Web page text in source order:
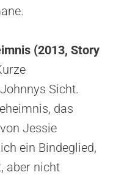
(2013, Story
Sicht.
das
Jessie
ein Bindeglied,
aber nicht